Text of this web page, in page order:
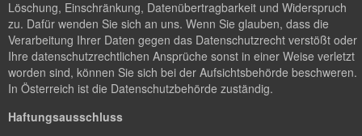
Löschung, Einschränkung, Datenübertragbarkeit und Widerspruch
zu. Dafür wenden Sie sich an uns. Wenn Sie glauben, dass die
Verarbeitung Ihrer Daten gegen das Datenschutzrecht verstößt oder
Ihre datenschutzrechtlichen Ansprüche sonst in einer Weise verletzt
worden sind, können Sie sich bei der Aufsichtsbehörde beschweren.
In Österreich ist die Datenschutzbehörde zuständig.
Haftungsausschluss